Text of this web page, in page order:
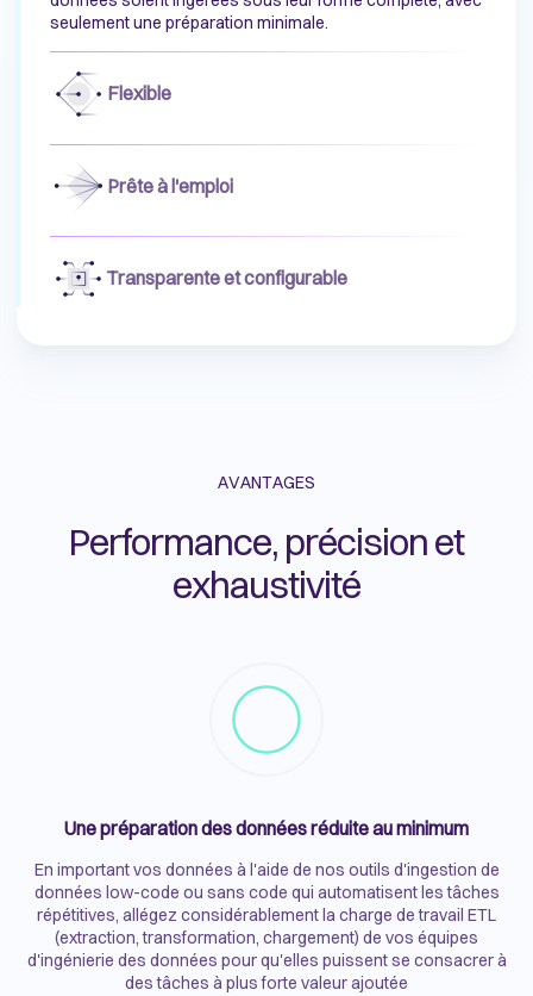
seulement une préparation minimale.
Flexible
Prête à l'emploi
Transparente et configurable
AVANTAGES
Performance, précision et
exhaustivité
Une préparation des données réduite au minimum
En important vos données à l'aide de nos outils d'ingestion de
données low-code ou sans code qui automatisent les tâches
répétitives, allégez considérablement la charge de travail ETL
(extraction, transformation, chargement) de vos équipes
d'ingénierie des données pour qu'elles puissent se consacrer à
des tâches à plus forte valeur ajoutée